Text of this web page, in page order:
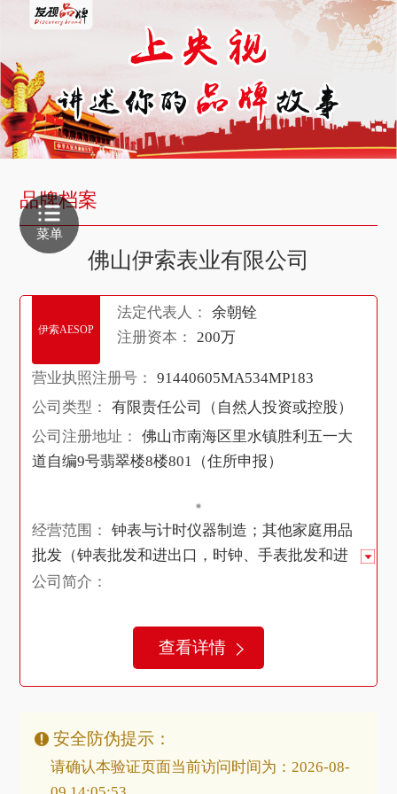
品牌档案
佛山伊索表业有限公司
伊索AESOP
法定代表人：
余朝铨
注册资本：
200万
营业执照注册号：
91440605MA534MP183
公司类型：
有限责任公司（自然人投资或控股）
公司注册地址：
佛山市南海区里水镇胜利五一大
道自编9号翡翠楼8楼801（住所申报）
经营范围：
钟表与计时仪器制造；其他家庭用品
批发（钟表批发和进出口，时钟、手表批发和进
出口）；贸易代理。（依法须经批准的项目，经
批准的项目，经相关部门批准后方可开展经营活
公司简介：
查看详情
安全防伪提示：
请确认本验证页面当前访问时间为：2026-08-
菜单